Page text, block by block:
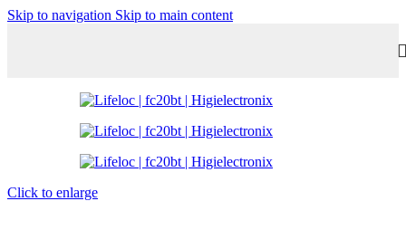
Skip to navigation Skip to main content
Click to enlarge